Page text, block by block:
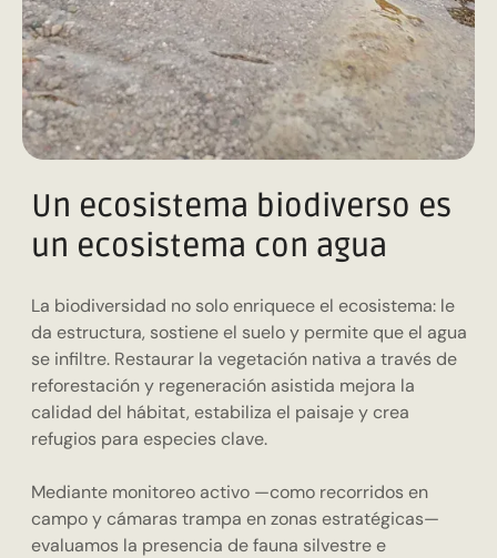
Un ecosistema biodiverso es
un ecosistema con agua
La biodiversidad no solo enriquece el ecosistema: le
da estructura, sostiene el suelo y permite que el agua
se infiltre. Restaurar la vegetación nativa a través de
reforestación y regeneración asistida mejora la
calidad del hábitat, estabiliza el paisaje y crea
refugios para especies clave.
Mediante monitoreo activo —como recorridos en
campo y cámaras trampa en zonas estratégicas—
evaluamos la presencia de fauna silvestre e